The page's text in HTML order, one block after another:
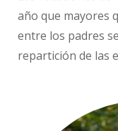
año que mayores
entre los padres
repartición de las